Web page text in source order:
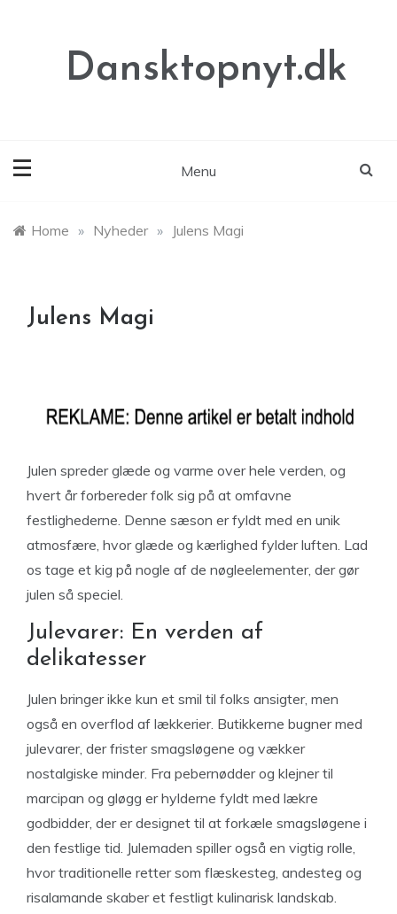
Dansktopnyt.dk
Menu
Home » Nyheder » Julens Magi
Julens Magi
Julen spreder glæde og varme over hele verden, og
hvert år forbereder folk sig på at omfavne
festlighederne. Denne sæson er fyldt med en unik
atmosfære, hvor glæde og kærlighed fylder luften. Lad
os tage et kig på nogle af de nøgleelementer, der gør
julen så speciel.
Julevarer: En verden af
delikatesser
Julen bringer ikke kun et smil til folks ansigter, men
også en overflod af lækkerier. Butikkerne bugner med
julevarer, der frister smagsløgene og vækker
nostalgiske minder. Fra pebernødder og klejner til
marcipan og gløgg er hylderne fyldt med lækre
godbidder, der er designet til at forkæle smagsløgene i
den festlige tid. Julemaden spiller også en vigtig rolle,
hvor traditionelle retter som flæskesteg, andesteg og
risalamande skaber et festligt kulinarisk landskab.